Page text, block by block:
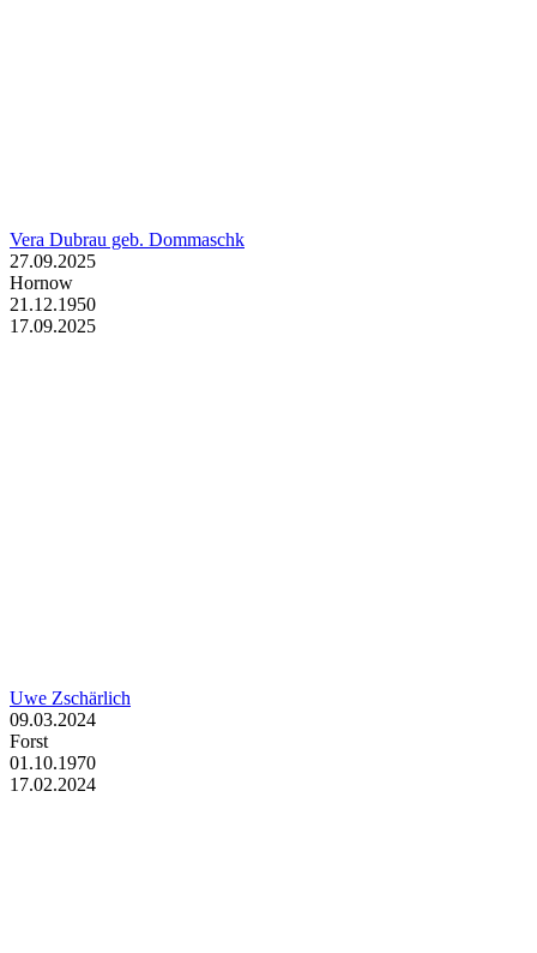
Vera Dubrau geb. Dommaschk
27.09.2025
Hornow
21.12.1950
17.09.2025
Uwe Zschärlich
09.03.2024
Forst
01.10.1970
17.02.2024